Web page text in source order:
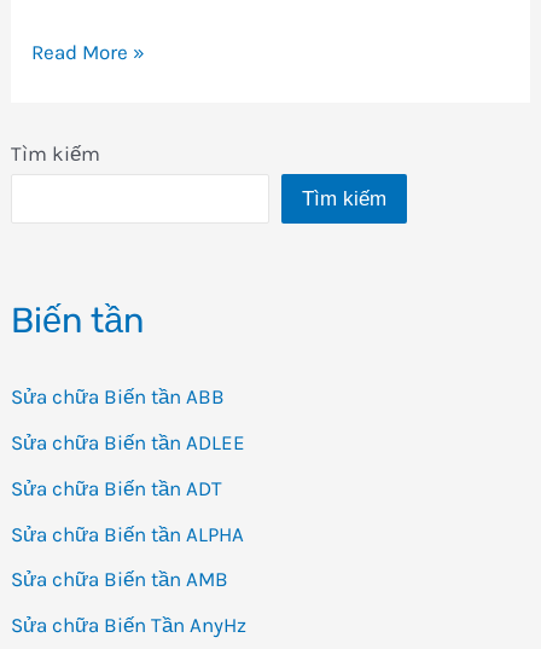
Tìm kiếm
Tìm kiếm
Biến tần
Sửa chữa Biến tần ABB
Sửa chữa Biến tần ADLEE
Sửa chữa Biến tần ADT
Sửa chữa Biến tần ALPHA
Sửa chữa Biến tần AMB
Sửa chữa Biến Tần AnyHz
Sửa
bán
SB100
Read More »